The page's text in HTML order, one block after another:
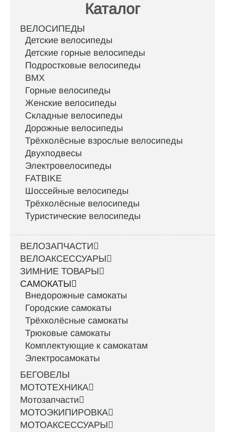
Каталог
ВЕЛОСИПЕДЫ
Детские велосипеды
Детские горные велосипеды
Подростковые велосипеды
BMX
Горные велосипеды
Женские велосипеды
Складные велосипеды
Дорожные велосипеды
Трёхколёсные взрослые велосипеды
Двухподвесы
Электровелосипеды
FATBIKE
Шоссейные велосипеды
Трёхколёсные велосипеды
Туристические велосипеды
ВЕЛОЗАПЧАСТИ
ВЕЛОАКСЕССУАРЫ
ЗИМНИЕ ТОВАРЫ
САМОКАТЫ
Внедорожные самокаты
Городские самокаты
Трёхколёсные самокаты
Трюковые самокаты
Комплектующие к самокатам
Электросамокаты
БЕГОВЕЛЫ
МОТОТЕХНИКА
Мотозапчасти
МОТОЭКИПИРОВКА
МОТОАКСЕССУАРЫ